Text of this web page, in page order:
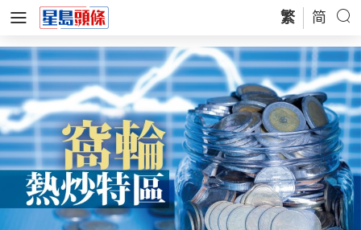
繁 简